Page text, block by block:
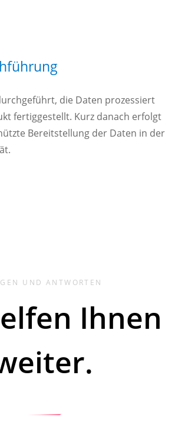
die Daten prozessiert
fertiggestellt. Kurz danach erfolgt
Bereitstellung der Daten in der
UND ANTWORTEN
Ihnen